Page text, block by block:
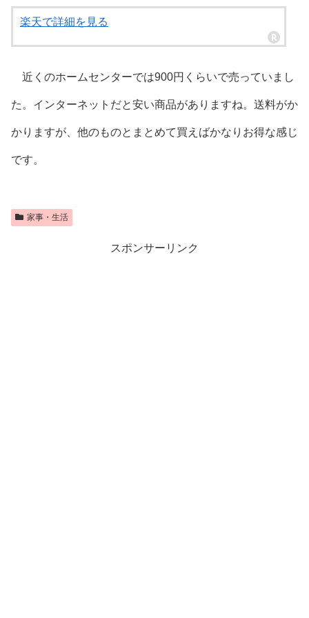
楽天で詳細を見る
近くのホームセンターでは900円くらいで売っていまし
た。インターネットだと安い商品がありますね。送料がか
かりますが、他のものとまとめて買えばかなりお得な感じ
です。
家事・生活
スポンサーリンク